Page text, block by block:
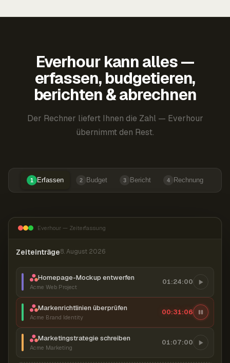
Everhour kann alles —
erfassen, budgetieren,
berichten & abrechnen
Der Rechner liefert Ihnen die Zahl — Everhour
übernimmt den Rest.
1 Erfassen 2 Budget 3 Bericht 4 Rechnung
Everhour — Zeiterfassung
Zeiteinträge8. August 2026
Homepage-Mockup entwerfen
Acme Web Project
01:24:00
Markenrichtlinien überprüfen
Acme Brand Identity
00:31:07
Marketingstrategie schreiben
Acme Marketing
01:07:00